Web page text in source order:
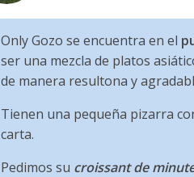
Only Gozo se encuentra en el
ser una mezcla de platos
de manera resultona y
Tienen una pequeña pizarra
carta.
Pedimos su croissant de